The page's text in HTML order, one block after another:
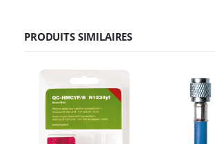
PRODUITS SIMILAIRES